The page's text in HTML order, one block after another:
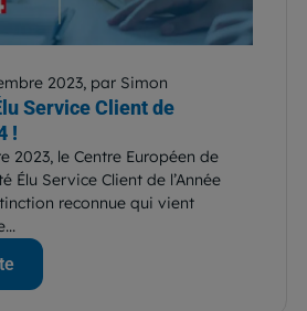
2023, par Simon
Service Client de
!
2023, le Centre Européen de
Élu Service Client de l’Année
reconnue qui vient